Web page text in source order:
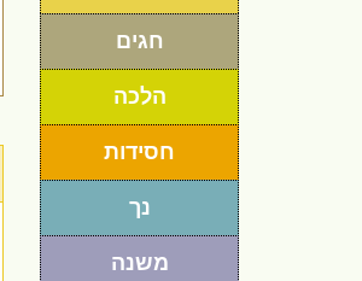
חגים
הלכה
חסידות
נך
משנה